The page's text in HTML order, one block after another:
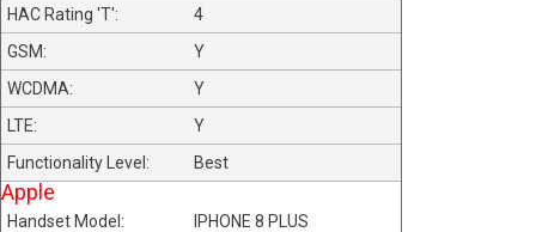
4
Y
Y
Y
Best
Apple
IPHONE 8 PLUS